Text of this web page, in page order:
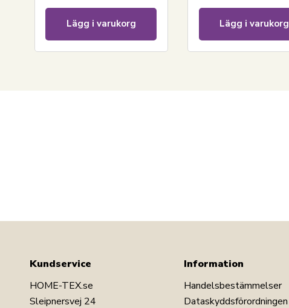
Lägg i varukorg Lägg i varukorg
Kundservice
HOME-TEX.se
Sleipnersvej 24
Information
Handelsbestämmelser
Dataskyddsförordningen